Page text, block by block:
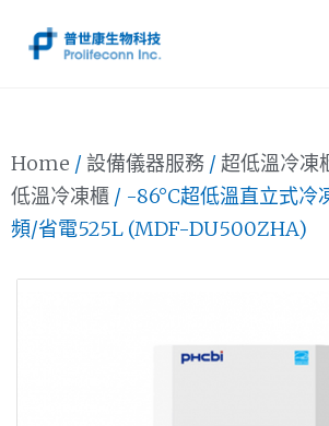
Home / 設備儀器服務 / 超低溫冷凍
低溫冷凍櫃 / -86°C超低溫直立式冷
頻/省電525L (MDF-DU500ZHA)